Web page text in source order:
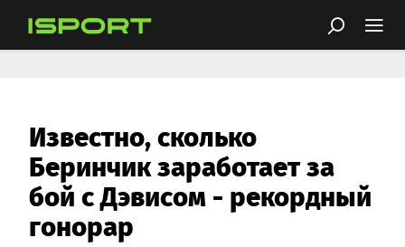
Известно, сколько
Беринчик заработает за
бой с Дэвисом - рекордный
гонорар